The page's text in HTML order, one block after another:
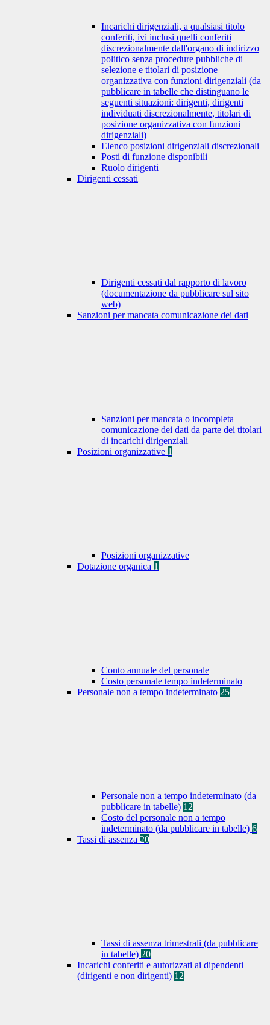
Incarichi dirigenziali, a qualsiasi titolo
conferiti, ivi inclusi quelli conferiti
discrezionalmente dall'organo di indirizzo
politico senza procedure pubbliche di
selezione e titolari di posizione
organizzativa con funzioni dirigenziali (da
pubblicare in tabelle che distinguano le
seguenti situazioni: dirigenti, dirigenti
individuati discrezionalmente, titolari di
posizione organizzativa con funzioni
dirigenziali)
Elenco posizioni dirigenziali discrezionali
Posti di funzione disponibili
Ruolo dirigenti
Dirigenti cessati
Dirigenti cessati dal rapporto di lavoro
(documentazione da pubblicare sul sito
web)
Sanzioni per mancata comunicazione dei dati
Sanzioni per mancata o incompleta
comunicazione dei dati da parte dei titolari
di incarichi dirigenziali
Posizioni organizzative 1
Posizioni organizzative
Dotazione organica 1
Conto annuale del personale
Costo personale tempo indeterminato
Personale non a tempo indeterminato 25
Personale non a tempo indeterminato (da
pubblicare in tabelle) 12
Costo del personale non a tempo
indeterminato (da pubblicare in tabelle) 6
Tassi di assenza 20
Tassi di assenza trimestrali (da pubblicare
in tabelle) 20
Incarichi conferiti e autorizzati ai dipendenti
(dirigenti e non dirigenti) 12